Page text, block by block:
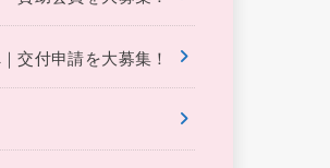
交付申請を大募集！